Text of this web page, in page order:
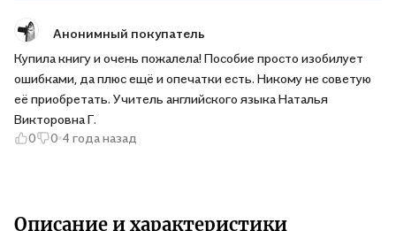
Анонимный покупатель
Купила книгу и очень пожалела! Пособие просто изобилует
ошибками, да плюс ещё и опечатки есть. Никому не советую
её приобретать. Учитель английского языка Наталья
Викторовна Г.
0
0 4 года назад
Описание и характеристики